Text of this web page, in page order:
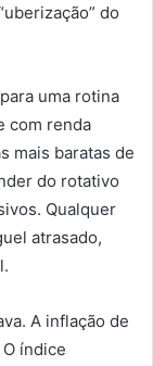
do
uma rotina
com renda
mais baratas de
do rotativo
Qualquer
atrasado,
A inflação de
índice